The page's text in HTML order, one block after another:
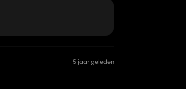
5 jaar geleden